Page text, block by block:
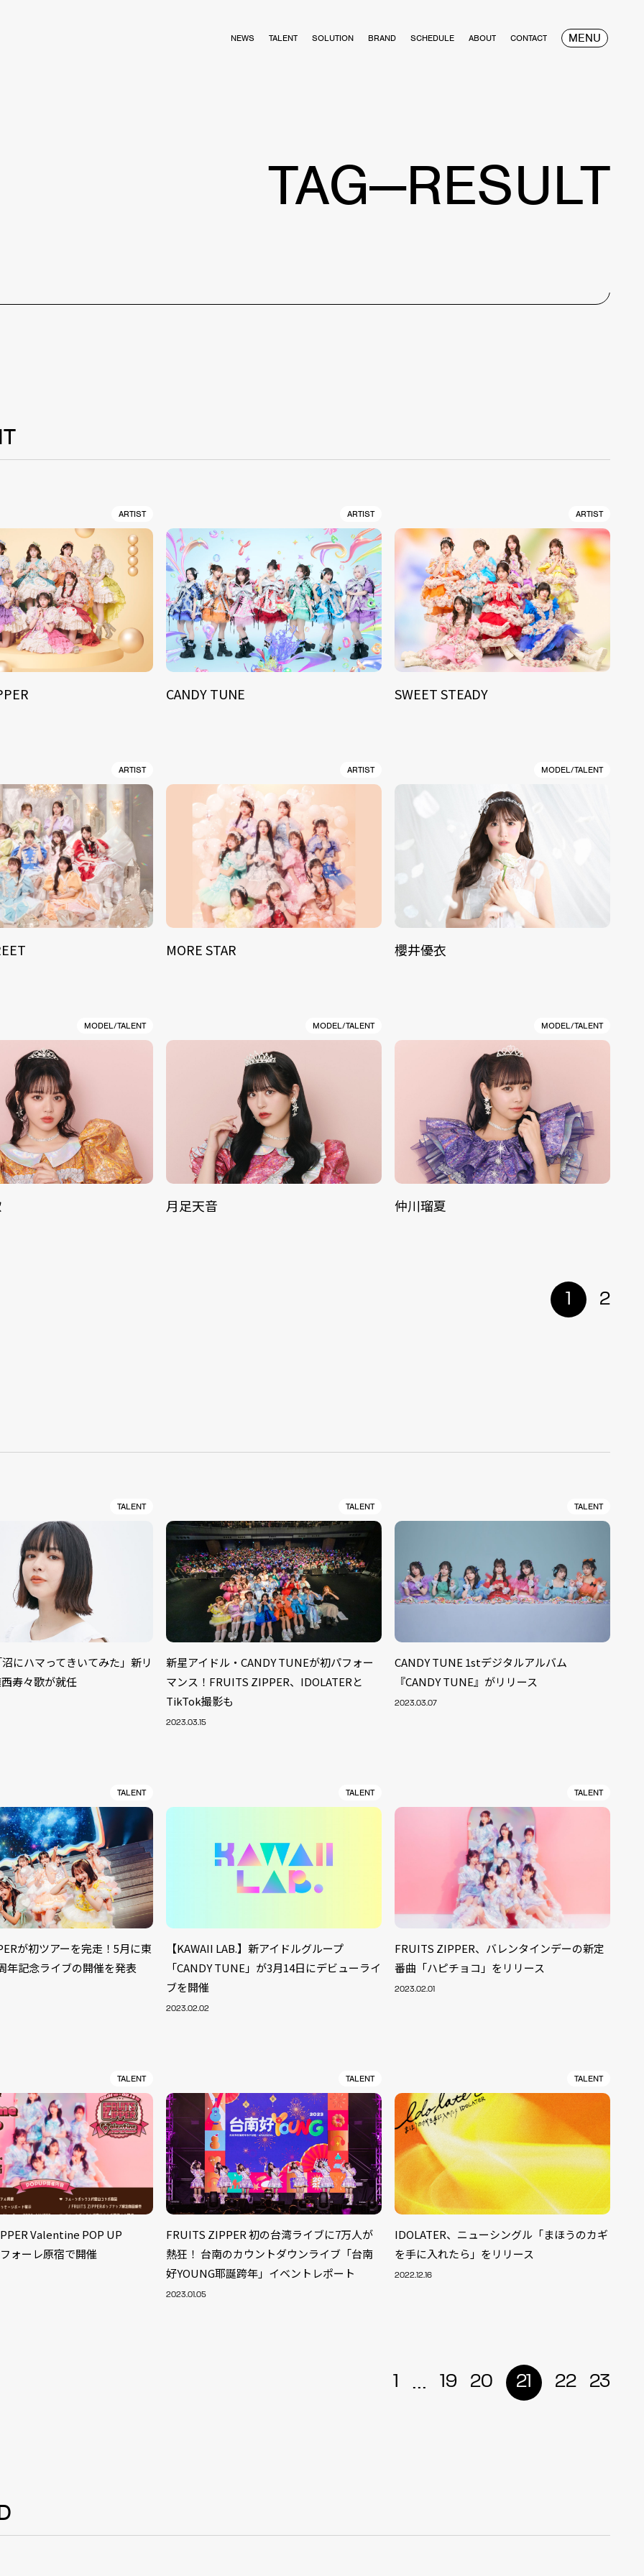
NEWS TALENT SOLUTION BRAND SCHEDULE ABOUT CONTACT MENU
TAG—RESULT
ARTIST ARTIST
CANDY TUNE
ARTIST
SWEET STEADY
ARTIST ARTIST
MORE STAR
MODEL/TALENT
櫻井優衣
MODEL/TALENT MODEL/TALENT
月足天音
MODEL/TALENT
仲川瑠夏
1 2
TALENT
にハマってきいてみた」新リ
寿々歌が就任
TALENT
新星アイドル・CANDY TUNEが初パフォー
マンス！FRUITS ZIPPER、IDOLATERと
TikTok撮影も
2023.03.15
TALENT
CANDY TUNE 1stデジタルアルバム
『CANDY TUNE』がリリース
2023.03.07
TALENT
が初ツアーを完走！5月に東
年記念ライブの開催を発表
TALENT
【KAWAII LAB.】新アイドルグループ
「CANDY TUNE」が3月14日にデビューライ
ブを開催
2023.02.02
TALENT
FRUITS ZIPPER、バレンタインデーの新定
番曲「ハピチョコ」をリリース
2023.02.01
TALENT
Valentine POP UP
ォーレ原宿で開催
TALENT
FRUITS ZIPPER 初の台湾ライブに7万人が
熱狂！ 台南のカウントダウンライブ「台南
好YOUNG耶誕跨年」イベントレポート
2023.01.05
TALENT
IDOLATER、ニューシングル「まほうのカギ
を手に入れたら」をリリース
2022.12.16
1 ... 19 20 21 22 23
ARTIST40 MODEL/TALENT33
ACTOR13 CREATOR29
YouTuber/TikToker 4